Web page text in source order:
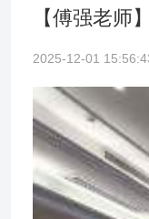
【傅强老师
2025-12-01